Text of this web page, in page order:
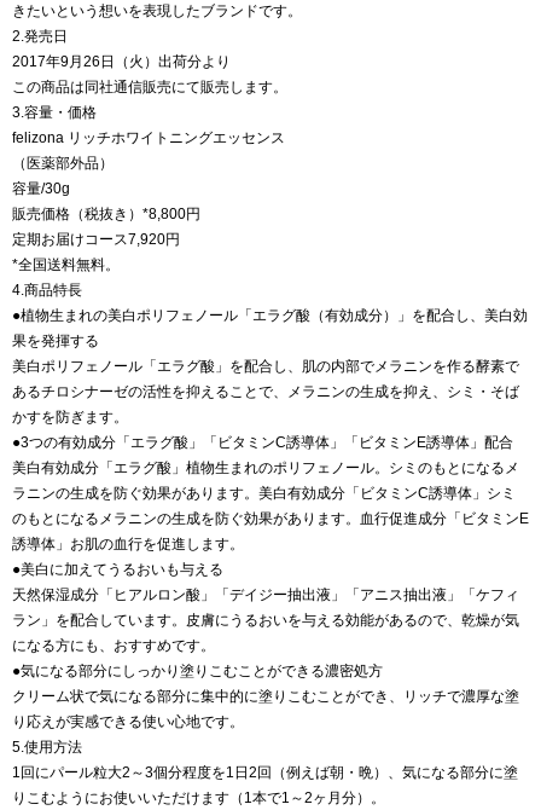
きたいという想いを表現したブランドです。
2.発売日
2017年9月26日（火）出荷分より
この商品は同社通信販売にて販売します。
3.容量・価格
felizona リッチホワイトニングエッセンス
（医薬部外品）
容量/30g
販売価格（税抜き）*8,800円
定期お届けコース7,920円
*全国送料無料。
4.商品特長
●植物生まれの美白ポリフェノール「エラグ酸（有効成分）」を配合し、美白効
果を発揮する
美白ポリフェノール「エラグ酸」を配合し、肌の内部でメラニンを作る酵素で
あるチロシナーゼの活性を抑えることで、メラニンの生成を抑え、シミ・そば
かすを防ぎます。
●3つの有効成分「エラグ酸」「ビタミンC誘導体」「ビタミンE誘導体」配合
美白有効成分「エラグ酸」植物生まれのポリフェノール。シミのもとになるメ
ラニンの生成を防ぐ効果があります。美白有効成分「ビタミンC誘導体」シミ
のもとになるメラニンの生成を防ぐ効果があります。血行促進成分「ビタミンE
誘導体」お肌の血行を促進します。
●美白に加えてうるおいも与える
天然保湿成分「ヒアルロン酸」「デイジー抽出液」「アニス抽出液」「ケフィ
ラン」を配合しています。皮膚にうるおいを与える効能があるので、乾燥が気
になる方にも、おすすめです。
●気になる部分にしっかり塗りこむことができる濃密処方
クリーム状で気になる部分に集中的に塗りこむことができ、リッチで濃厚な塗
り応えが実感できる使い心地です。
5.使用方法
1回にパール粒大2～3個分程度を1日2回（例えば朝・晩）、気になる部分に塗
りこむようにお使いいただけます（1本で1～2ヶ月分）。